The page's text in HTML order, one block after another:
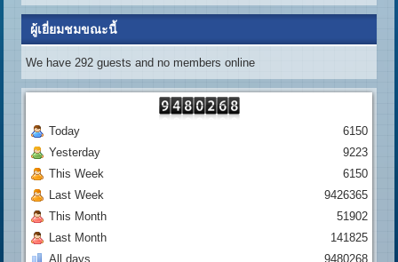
ผู้เยี่ยมชมขณะนี้
We have 292 guests and no members online
Today
Yesterday
This Week
Last Week
This Month
Last Month
All days
6150
9223
6150
9426365
51902
141825
9480268